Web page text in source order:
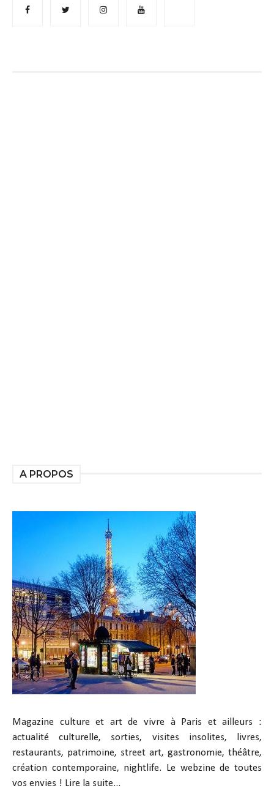
A PROPOS
Magazine culture et art de vivre à Paris et ailleurs :
actualité culturelle, sorties, visites insolites, livres,
restaurants, patrimoine, street art, gastronomie, théâtre,
création contemporaine, nightlife. Le webzine de toutes
vos envies ! Lire la suite...